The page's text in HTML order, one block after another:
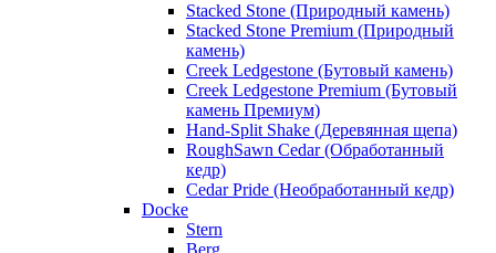
Stacked Stone (Природный камень)
Stacked Stone Premium (Природный
камень)
Creek Ledgestone (Бутовый камень)
Creek Ledgestone Premium (Бутовый
камень Премиум)
Hand-Split Shake (Деревянная щепа)
RoughSawn Cedar (Обработанный
кедр)
Cedar Pride (Необработанный кедр)
Docke
Stern